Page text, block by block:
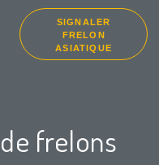
SIGNALER
FRELON
ASIATIQUE
frelons